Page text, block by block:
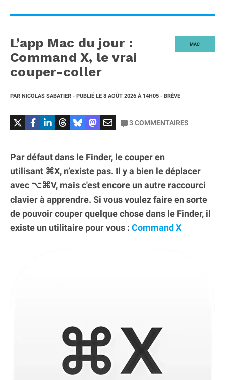
MAC
L’app Mac du jour :
Command X, le vrai
couper-coller
PAR NICOLAS SABATIER - PUBLIÉ LE 8 AOÛT 2026 À 14H05 - BRÈVE
3COMMENTAIRES
Par défaut dans le Finder, le couper en
utilisant ⌘X, n’existe pas. Il y a bien le déplacer
avec ⌥⌘V, mais c'est encore un autre raccourci
clavier à apprendre. Si vous voulez faire en sorte
de pouvoir couper quelque chose dans le Finder, il
existe un utilitaire pour vous : Command X